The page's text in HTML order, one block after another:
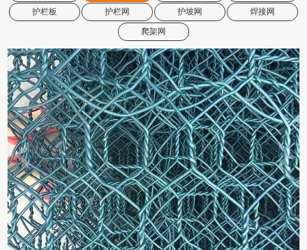
护栏板 护栏网 护坡网 焊接网
爬架网